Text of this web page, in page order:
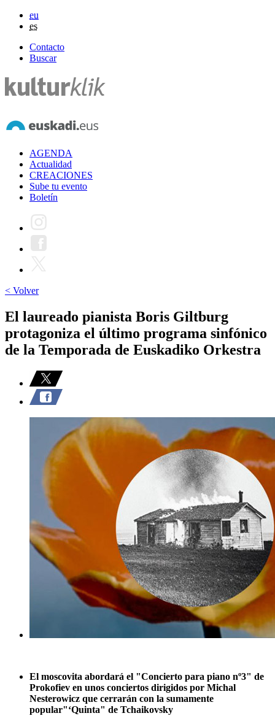
eu
es
Contacto
Buscar
AGENDA
Actualidad
CREACIONES
Sube tu evento
Boletín
< Volver
El laureado pianista Boris Giltburg
protagoniza el último programa sinfónico
de la Temporada de Euskadiko Orkestra
El moscovita abordará el "Concierto para piano nº3" de
Prokofiev en unos conciertos dirigidos por Michal
Nesterowicz que cerrarán con la sumamente
popular"‘Quinta" de Tchaikovsky